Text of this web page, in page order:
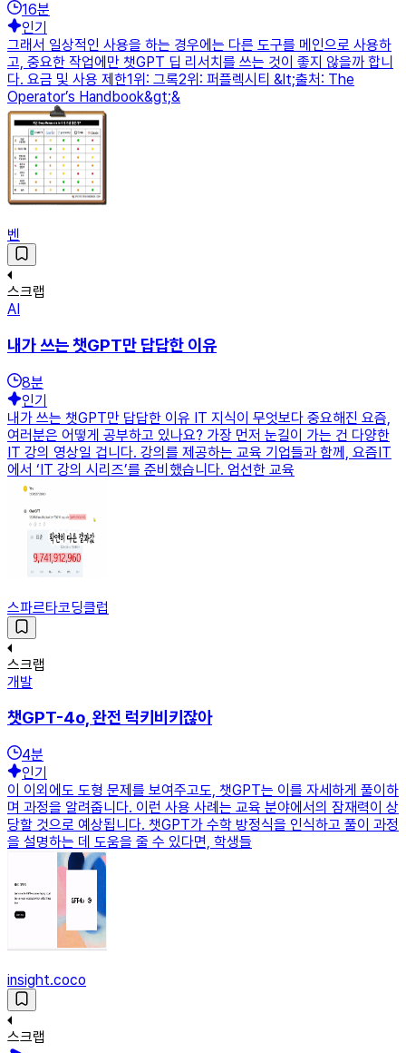
16분
인기
그래서 일상적인 사용을 하는 경우에는 다른 도구를 메인으로 사용하
고, 중요한 작업에만 챗GPT 딥 리서치를 쓰는 것이 좋지 않을까 합니
다. 요금 및 사용 제한1위: 그록2위: 퍼플렉시티 &lt;출처: The
Operator’s Handbook&gt;&
벤
스크랩
AI
내가 쓰는 챗GPT만 답답한 이유
8분
인기
내가 쓰는 챗GPT만 답답한 이유 IT 지식이 무엇보다 중요해진 요즘,
여러분은 어떻게 공부하고 있나요? 가장 먼저 눈길이 가는 건 다양한
IT 강의 영상일 겁니다. 강의를 제공하는 교육 기업들과 함께, 요즘IT
에서 ‘IT 강의 시리즈’를 준비했습니다. 엄선한 교육
스파르타코딩클럽
스크랩
개발
챗GPT-4o, 완전 럭키비키잖아
4분
인기
이 이외에도 도형 문제를 보여주고도, 챗GPT는 이를 자세하게 풀이하
며 과정을 알려줍니다. 이런 사용 사례는 교육 분야에서의 잠재력이 상
당할 것으로 예상됩니다. 챗GPT가 수학 방정식을 인식하고 풀이 과정
을 설명하는 데 도움을 줄 수 있다면, 학생들
insight.coco
스크랩